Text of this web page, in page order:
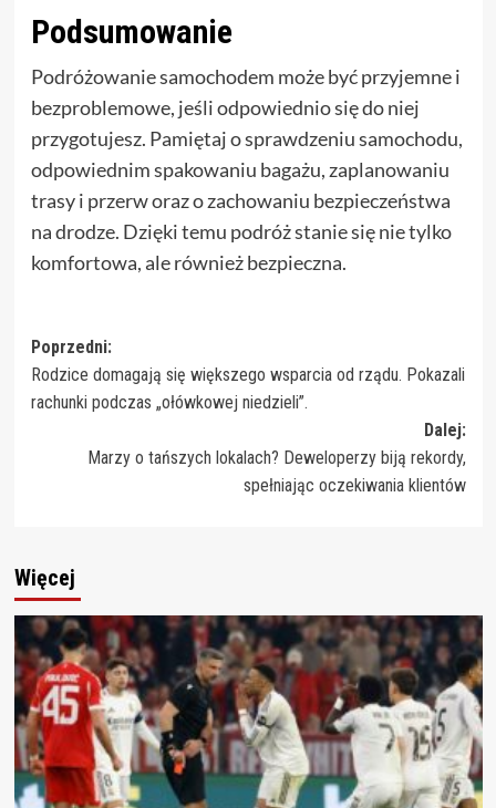
Podsumowanie
Podróżowanie samochodem może być przyjemne i
bezproblemowe, jeśli odpowiednio się do niej
przygotujesz. Pamiętaj o sprawdzeniu samochodu,
odpowiednim spakowaniu bagażu, zaplanowaniu
trasy i przerw oraz o zachowaniu bezpieczeństwa
na drodze. Dzięki temu podróż stanie się nie tylko
komfortowa, ale również bezpieczna.
Zobacz
wpisy
Poprzedni:
Rodzice domagają się większego wsparcia od rządu. Pokazali
rachunki podczas „ołówkowej niedzieli”.
Dalej:
Marzy o tańszych lokalach? Deweloperzy biją rekordy,
spełniając oczekiwania klientów
Więcej